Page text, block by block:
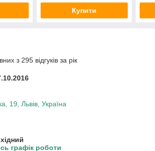
Купити
з 295 відгуків за рік
19, Львів, Україна
графік роботи